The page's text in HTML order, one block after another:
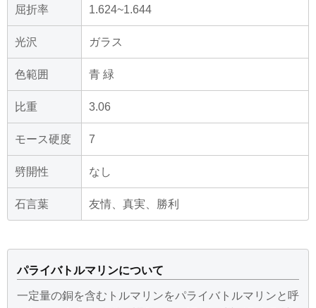
屈折率 1.624~1.644
光沢 ガラス
色範囲 青 緑
比重 3.06
モース硬度 7
劈開性 なし
石言葉 友情、真実、勝利
パライバトルマリンについて
一定量の銅を含むトルマリンをパライバトルマリンと呼